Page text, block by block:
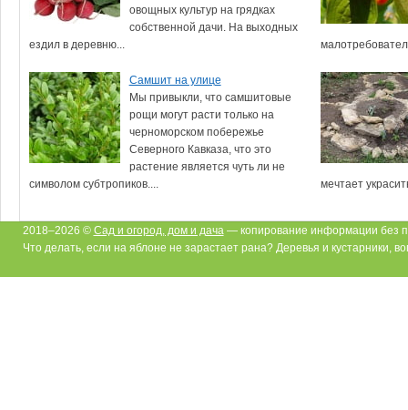
овощных культур на грядках
собственной дачи. На выходных
ездил в деревню...
Самшит на улице
Мы привыкли, что самшитовые
рощи могут расти только на
черноморском побережье
Северного Кавказа, что это
растение является чуть ли не
символом субтропиков....
мечтает
2018–2026 © Сад и огород, дом и дача — копирование информации без
Что делать, если на яблоне не зарастает рана? Деревья и кустарники,